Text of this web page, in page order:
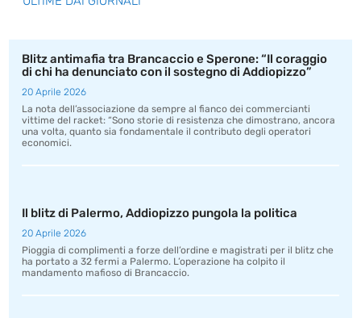
Blitz antimafia tra Brancaccio e Sperone: “Il coraggio
di chi ha denunciato con il sostegno di Addiopizzo”
20 Aprile 2026
La nota dell’associazione da sempre al fianco dei commercianti
vittime del racket: “Sono storie di resistenza che dimostrano, ancora
una volta, quanto sia fondamentale il contributo degli operatori
economici.
Il blitz di Palermo, Addiopizzo pungola la politica
20 Aprile 2026
Pioggia di complimenti a forze dell’ordine e magistrati per il blitz che
ha portato a 32 fermi a Palermo. L’operazione ha colpito il
mandamento mafioso di Brancaccio.